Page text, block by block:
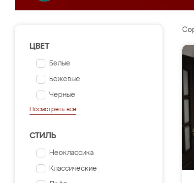
ЦВЕТ
Белые
Бежевые
Черные
Посмотреть все
СТИЛЬ
Неоклассика
Классические